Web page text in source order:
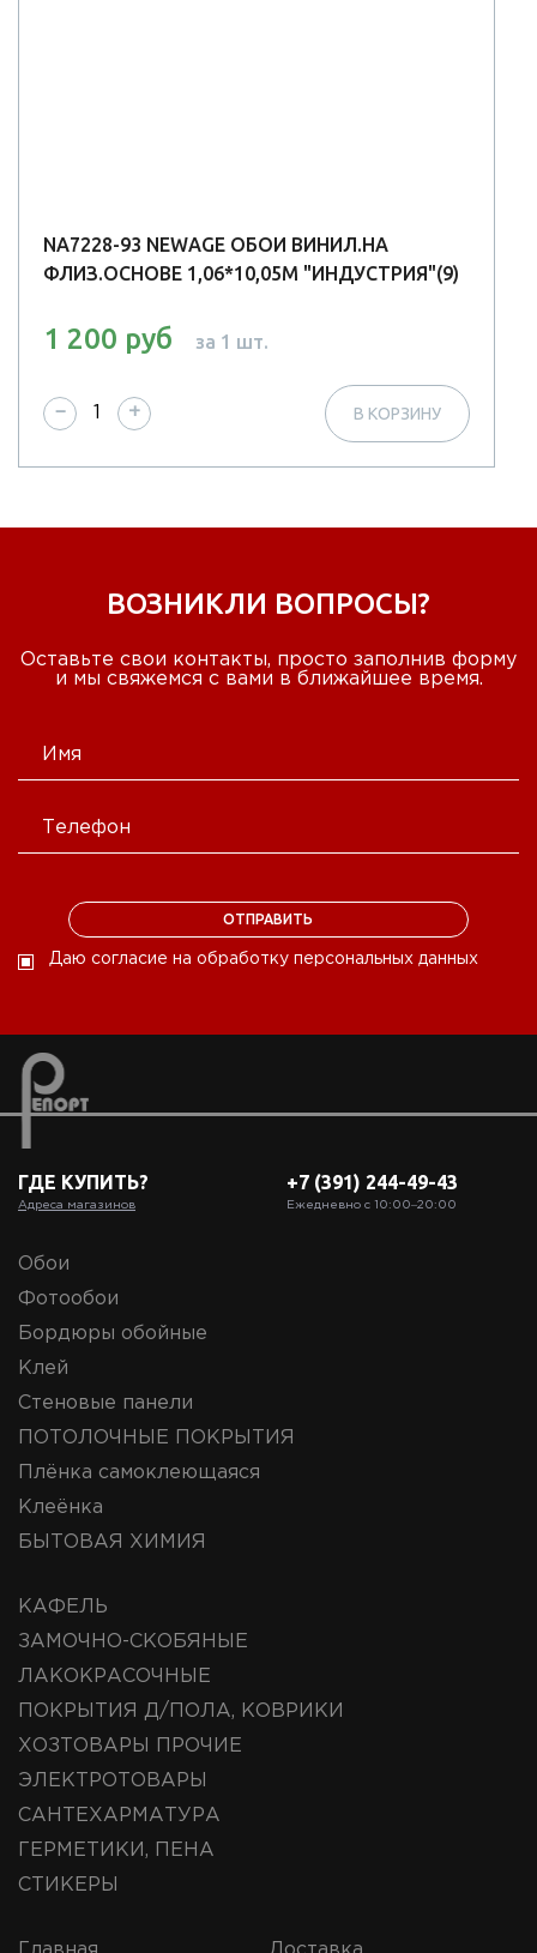
NA7228-93 NEWAGE ОБОИ ВИНИЛ.НА
ФЛИЗ.ОСНОВЕ 1,06*10,05М "ИНДУСТРИЯ"(9)
1 200 руб за 1 шт.
− + В КОРЗИНУ
ВОЗНИКЛИ ВОПРОСЫ?
Оставьте свои контакты, просто заполнив форму
и мы свяжемся с вами в ближайшее время.
Даю согласие на обработку персональных данных
ГДЕ КУПИТЬ?
Адреса магазинов
+7 (391) 244-49-43
Ежедневно с 10:00‒20:00
Обои
Фотообои
Бордюры обойные
Клей
Стеновые панели
ПОТОЛОЧНЫЕ ПОКРЫТИЯ
Плёнка самоклеющаяся
Клеёнка
БЫТОВАЯ ХИМИЯ
КАФЕЛЬ
ЗАМОЧНО-СКОБЯНЫЕ
ЛАКОКРАСОЧНЫЕ
ПОКРЫТИЯ Д/ПОЛА, КОВРИКИ
ХОЗТОВАРЫ ПРОЧИЕ
ЭЛЕКТРОТОВАРЫ
САНТЕХАРМАТУРА
ГЕРМЕТИКИ, ПЕНА
СТИКЕРЫ